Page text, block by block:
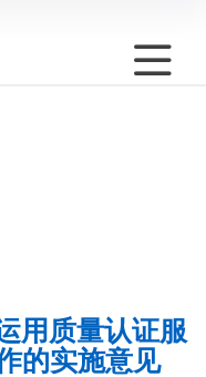
用质量认证服
的实施意见